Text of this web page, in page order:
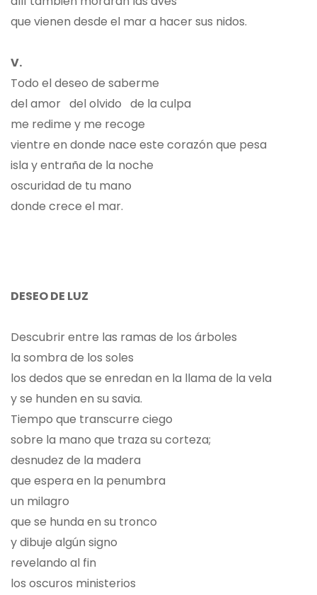
que vienen desde el mar a hacer sus nidos.
V.
Todo el deseo de saberme
del amor del olvido de la culpa
me redime y me recoge
vientre en donde nace este corazón que pesa
isla y entraña de la noche
oscuridad de tu mano
donde crece el mar.
DESEO DE LUZ
Descubrir entre las ramas de los árboles
la sombra de los soles
los dedos que se enredan en la llama de la vela
y se hunden en su savia.
Tiempo que transcurre ciego
sobre la mano que traza su corteza;
desnudez de la madera
que espera en la penumbra
un milagro
que se hunda en su tronco
y dibuje algún signo
revelando al fin
los oscuros ministerios